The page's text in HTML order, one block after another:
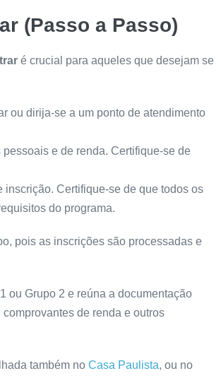
(Passo a Passo)
é crucial para aqueles que desejam se
ou dirija-se a um ponto de atendimento
e de renda. Certifique-se de
Certifique-se de que todos os
do programa.
pois as inscrições são processadas e
ou Grupo 2 e reúna a documentação
de renda e outros
também no Casa Paulista, ou no